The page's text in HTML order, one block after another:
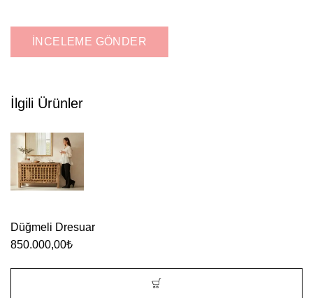
İlgili Ürünler
Düğmeli Dresuar
850.000,00₺